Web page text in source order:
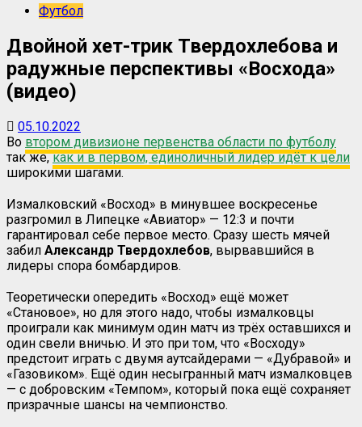
Футбол
Двойной хет-трик Твердохлебова и
радужные перспективы «Восхода»
(видео)
05.10.2022
Во втором дивизионе первенства области по футболу
так же,как и в первом, единоличный лидер идёт к цели
широкими шагами.
Измалковский «Восход» в минувшее воскресенье
разгромил в Липецке «Авиатор» — 12:3 и почти
гарантировал себе первое место. Сразу шесть мячей
забил Александр Твердохлебов, вырвавшийся в
лидеры спора бомбардиров.
Теоретически опередить «Восход» ещё может
«Становое», но для этого надо, чтобы измалковцы
проиграли как минимум один матч из трёх оставшихся и
один свели вничью. И это при том, что «Восходу»
предстоит играть с двумя аутсайдерами — «Дубравой» и
«Газовиком». Ещё один несыгранный матч измалковцев
— с добровским «Темпом», который пока ещё сохраняет
призрачные шансы на чемпионство.